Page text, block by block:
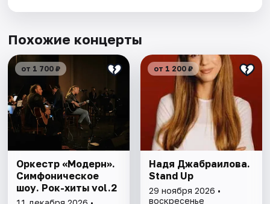
Похожие концерты
от 1 700 ₽
Оркестр «Модерн».
Симфоническое
шоу. Рок-хиты vol.2
от 1 200 ₽
Надя Джабраилова.
Stand Up
29 ноября 2026 •
воскресенье